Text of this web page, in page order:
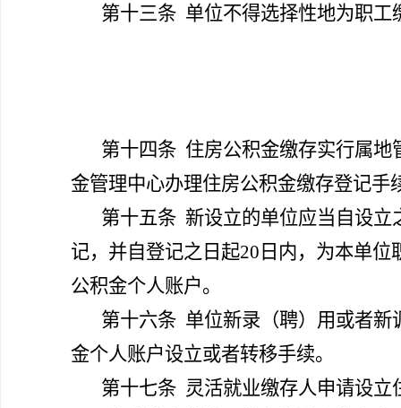
第十三条 单位不得选择性地为职
第十四条 住房公积金缴存实行属
金管理中心办理住房公积金缴存登记手
第十五条 新设立的单位应当自设
记，并自登记之日起20日内，为本单
公积金个人账户。
第十六条 单位新录（聘）用或者
金个人账户设立或者转移手续。
第十七条 灵活就业缴存人申请设